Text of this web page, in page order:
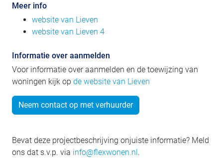
Meer info
website van Lieven
website van Lieven 4
Informatie over aanmelden
Voor informatie over aanmelden en de toewijzing van
woningen kijk op de website van Lieven
Neem contact op met verhuurder
Bevat deze projectbeschrijving onjuiste informatie? Meld
ons dat s.v.p. via info@flexwonen.nl.